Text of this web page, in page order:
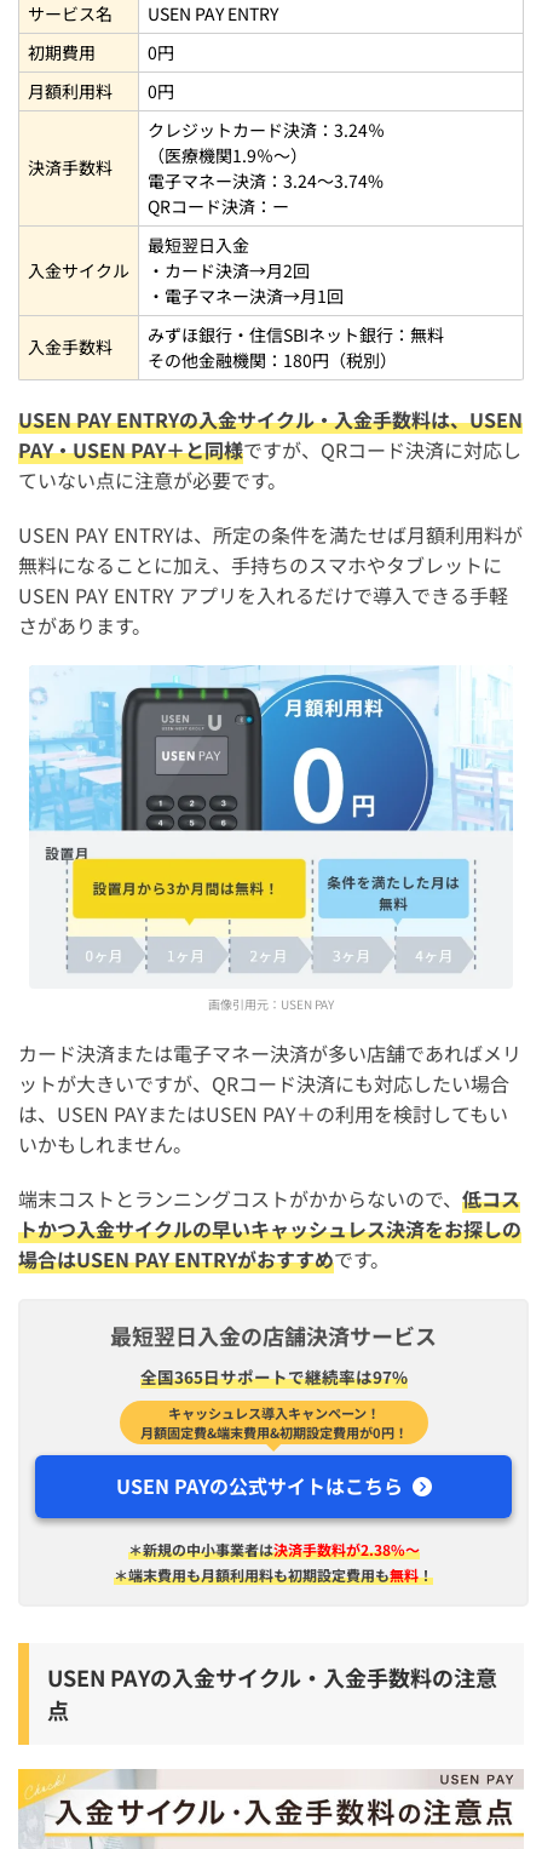
サービス名
USEN PAY ENTRY
初期費用
0円
月額利用料
0円
決済手数料
クレジットカード決済：3.24％
（医療機関1.9％〜）
電子マネー決済：3.24〜3.74%
QRコード決済：ー
入金サイクル
最短翌日入金
・カード決済→月2回
・電子マネー決済→月1回
入金手数料
みずほ銀行・住信SBIネット銀行：無料
その他金融機関：180円（税別）
USEN PAY ENTRYの入金サイクル・入金手数料は、USEN
PAY・USEN PAY＋と同様ですが、QRコード決済に対応し
ていない点に注意が必要です。
USEN PAY ENTRYは、所定の条件を満たせば月額利用料が
無料になることに加え、手持ちのスマホやタブレットに
USEN PAY ENTRY アプリを入れるだけで導入できる手軽
さがあります。
画像引用元： USEN PAY
カード決済または電子マネー決済が多い店舗であればメリ
ットが大きいですが、QRコード決済にも対応したい場合
は、USEN PAYまたはUSEN PAY＋の利用を検討してもい
いかもしれません。
端末コストとランニングコストがかからないので、 低コス
トかつ入金サイクルの早いキャッシュレス決済をお探しの
場合はUSEN PAY ENTRYがおすすめです。
最短翌日入金の店舗決済サービス
全国365日サポートで継続率は97%
キャッシュレス導入キャンペーン！
月額固定費&端末費用&初期設定費用が0円！
USEN PAYの公式サイトはこちら
＊新規の中小事業者は決済手数料が2.38%〜
＊端末費用も月額利用料も初期設定費用も無料！
USEN PAYの入金サイクル・入金手数料の注意
点